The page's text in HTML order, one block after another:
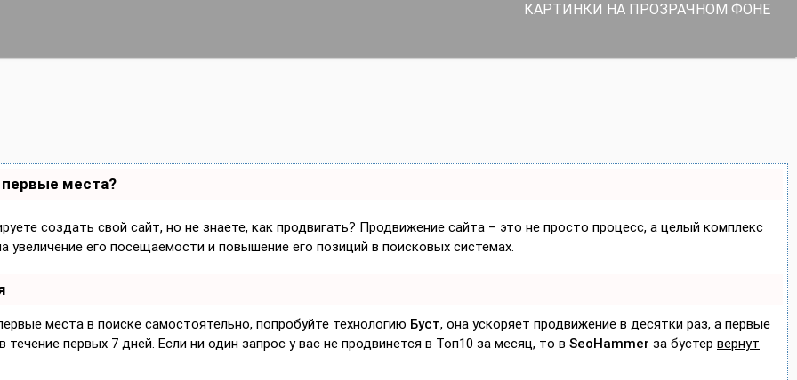
КАРТИНКИ НА ПРОЗРАЧНОМ ФОНЕ
первые места?
создать свой сайт, но не знаете, как продвигать? Продвижение сайта – это не просто процесс, а целый комплекс
увеличение его посещаемости и повышение его позиций в поисковых системах.
места в поиске самостоятельно, попробуйте технологию Буст, она ускоряет продвижение в десятки раз, а первые
первых 7 дней. Если ни один запрос у вас не продвинется в Топ10 за месяц, то в SeoHammer за бустер вернут